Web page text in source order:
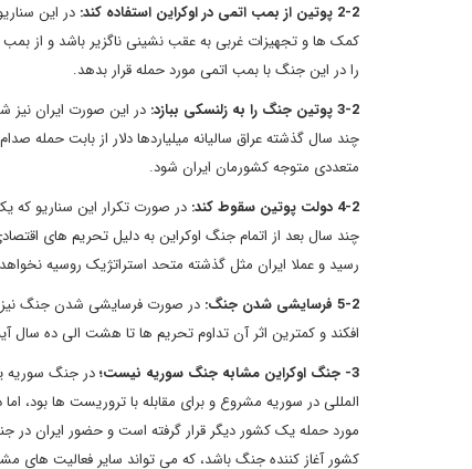
2-2 پوتین از بمب اتمی در اوکراین استفاده کند:
در این
کمک ها و تجهیزات غربی به عقب نشینی ناگزیر باشد و از
را در این جنگ با بمب اتمی مورد حمله قرار بدهد.
3-2 پوتین جنگ را به زلنسکی ببازد:
در این صورت ایران نیز
چند سال گذشته عراق سالیانه میلیاردها دلار از بابت
متعددی متوجه کشورمان ایران شود.
4-2 دولت پوتین سقوط کند:
در صورت تکرار این سناریو که
چند سال بعد از اتمام جنگ اوکراین به دلیل تحریم های
رسید و عملا ایران مثل گذشته متحد استراتژیک روسیه
5-2 فرسایشی شدن جنگ:
در صورت فرسایشی شدن جنگ نیز
افکند و کمترین اثر آن تداوم تحریم ها تا هشت الی ده سال
3- جنگ اوکراین مشابه جنگ سوریه نیست؛
در جنگ سوریه
المللی در سوریه مشروع و برای مقابله با تروریست ها بود،
مورد حمله یک کشور دیگر قرار گرفته است و حضور ایران در
کشور آغاز کننده جنگ باشد، که می تواند سایر فعالیت های